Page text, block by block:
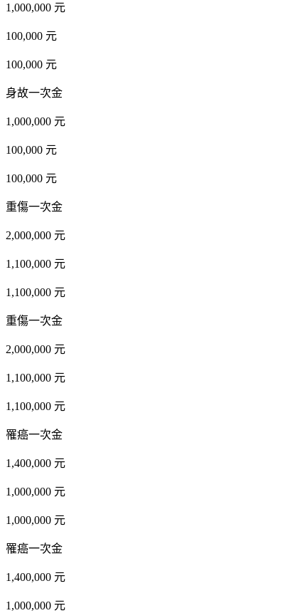
1,000,000 元
100,000 元
100,000 元
身故一次金
1,000,000 元
100,000 元
100,000 元
重傷一次金
2,000,000 元
1,100,000 元
1,100,000 元
重傷一次金
2,000,000 元
1,100,000 元
1,100,000 元
罹癌一次金
1,400,000 元
1,000,000 元
1,000,000 元
罹癌一次金
1,400,000 元
1,000,000 元